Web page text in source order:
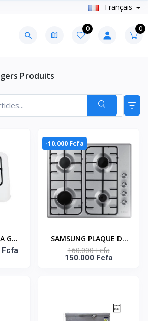
Français
0 0
Produits
GAZ
Fcfa
-10.000 Fcfa
SAMSUNG PLAQUE DE
CUISSON 4 FEUX ACIER
INOXYDABLE
160.000 Fcfa
150.000 Fcfa